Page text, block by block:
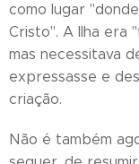
como lugar
Cristo". A Ilha era
mas necessitava
expressasse e
criação.
Não é também